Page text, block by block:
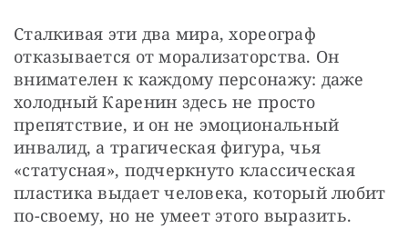
Сталкивая эти два мира, хореограф
отказывается от морализаторства. Он
внимателен к каждому персонажу: даже
холодный Каренин здесь не просто
препятствие, и он не эмоциональный
инвалид, а трагическая фигура, чья
«статусная», подчеркнуто классическая
пластика выдает человека, который любит
по-своему, но не умеет этого выразить.